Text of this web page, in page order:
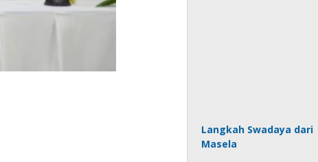
Langkah Swadaya dari
Masela